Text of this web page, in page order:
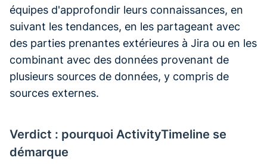
équipes d'approfondir leurs connaissances, en
suivant les tendances, en les partageant avec
des parties prenantes extérieures à Jira ou en les
combinant avec des données provenant de
plusieurs sources de données, y compris de
sources externes.
Verdict : pourquoi ActivityTimeline se
démarque